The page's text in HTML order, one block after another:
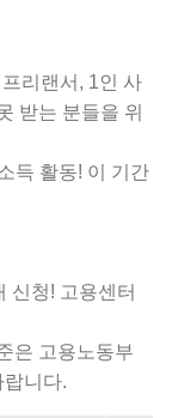
프리랜서, 1인 사
받는 분들을 위
득 활동! 이 기간
신청! 고용센터
은 고용노동부
니다.